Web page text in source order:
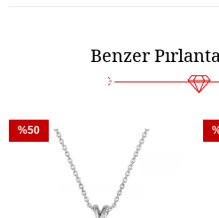
Benzer
%50